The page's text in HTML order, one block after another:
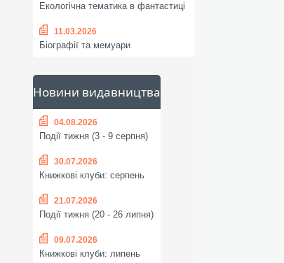
Екологічна тематика в фантастиці
11.03.2026
Біографії та мемуари
Новини видавництва
04.08.2026
Події тижня (3 - 9 серпня)
30.07.2026
Книжкові клуби: серпень
21.07.2026
Події тижня (20 - 26 липня)
09.07.2026
Книжкові клуби: липень